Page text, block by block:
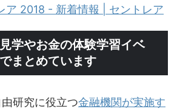
ア 2018 - 新着情報 | セントレア
学やお金の体験学習イベ
まとめています
研究に役立つ金融機関が実施す